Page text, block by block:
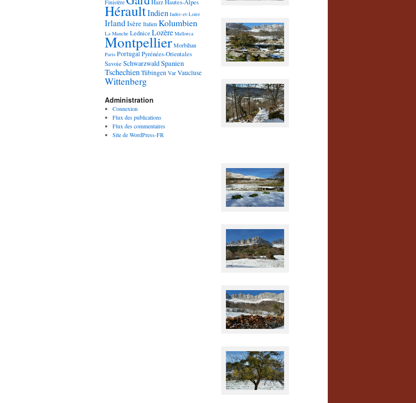
PseudoDolomiten
winterlicher Hohlweg
Winterkohl
PseudoKofel
Felswand
Mistelbaum
Finistère HarzHautes-Alpes
HéraultIndien Indre-et-Loire
IrlandIsèreItalien Kolumbien
La Manche LedniceLozère Mallorca
MontpellierMorbihan
Paris PortugalPyrénées-Orientales
SavoieSchwarzwaldSpanien
TschechienTübingenVarVaucluse
Wittenberg
Administration
Connexion
Flux des publications
Flux des commentaires
Site de WordPress-FR